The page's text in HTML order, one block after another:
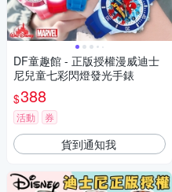
DF童趣館 - 正版授權漫威迪士
尼兒童七彩閃燈發光手錶
$388
活動 券
貨到通知我